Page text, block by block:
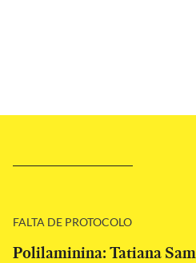
FALTA DE PROTOCOLO
Polilaminina: Tatiana